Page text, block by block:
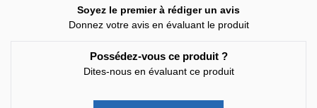
Soyez le premier à rédiger un avis
Donnez votre avis en évaluant le produit
Possédez-vous ce produit ?
Dites-nous en évaluant ce produit